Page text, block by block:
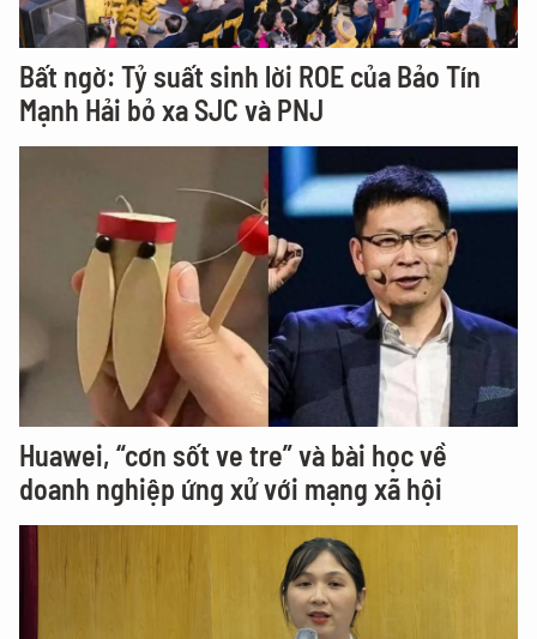
Bất ngờ: Tỷ suất sinh lời ROE của Bảo Tín
Mạnh Hải bỏ xa SJC và PNJ
Huawei, “cơn sốt ve tre” và bài học về
doanh nghiệp ứng xử với mạng xã hội